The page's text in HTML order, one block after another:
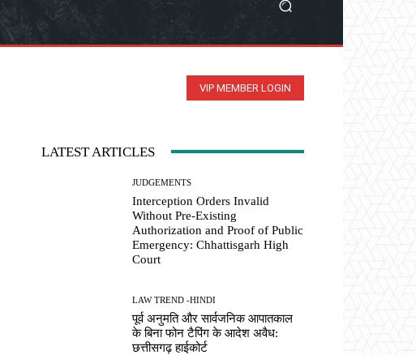
VIP MEMBER LOGIN
LATEST ARTICLES
JUDGEMENTS
Interception Orders Invalid
Without Pre-Existing
Authorization and Proof of Public
Emergency: Chhattisgarh High
Court
LAW TREND -HINDI
पूर्व अनुमति और सार्वजनिक आपातकाल
के बिना फोन टैपिंग के आदेश अवैध:
छत्तीसगढ़ हाईकोर्ट